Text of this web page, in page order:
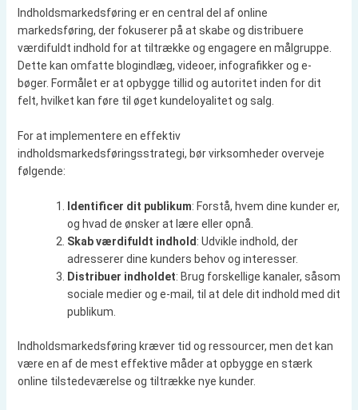
Indholdsmarkedsføring er en central del af online
markedsføring, der fokuserer på at skabe og distribuere
værdifuldt indhold for at tiltrække og engagere en målgruppe.
Dette kan omfatte blogindlæg, videoer, infografikker og e-
bøger. Formålet er at opbygge tillid og autoritet inden for dit
felt, hvilket kan føre til øget kundeloyalitet og salg.
For at implementere en effektiv
indholdsmarkedsføringsstrategi, bør virksomheder overveje
følgende:
Identificer dit publikum: Forstå, hvem dine kunder er,
og hvad de ønsker at lære eller opnå.
Skab værdifuldt indhold: Udvikle indhold, der
adresserer dine kunders behov og interesser.
Distribuer indholdet: Brug forskellige kanaler, såsom
sociale medier og e-mail, til at dele dit indhold med dit
publikum.
Indholdsmarkedsføring kræver tid og ressourcer, men det kan
være en af de mest effektive måder at opbygge en stærk
online tilstedeværelse og tiltrække nye kunder.